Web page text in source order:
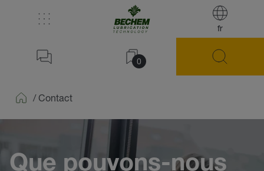
fr
0
/ Contact
Que pouvons-nous